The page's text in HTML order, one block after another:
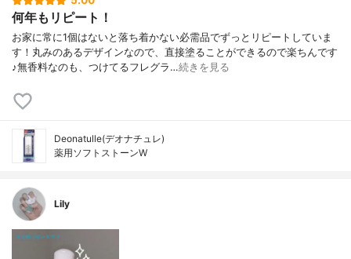
何年もリピート！
お家に常に1個はないと落ち着かない必需品でずっとリピートしていま
す！丸みのあるデザインなので、直接塗ることができるので楽ちんです
♪無香料なのも、つけてるフレグラ…続きを見る
Deonatulle(デオナチュレ)
薬用ソフトストーンW
Lily